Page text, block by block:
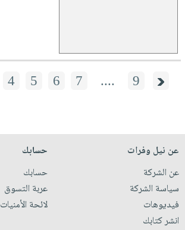
4 5 6 7 .... 9
عن نيل وفرات
عن الشركة
سياسة الشركة
فيديوهات
انشر كتابك
حسابك
حسابك
عربة التسوق
لائحة الأمنيات